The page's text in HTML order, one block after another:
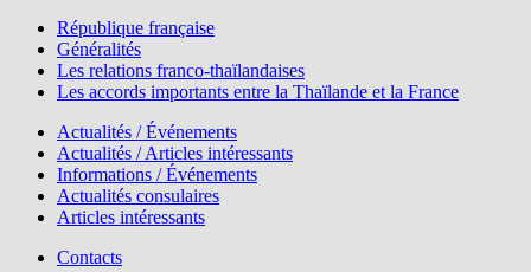
République française
Généralités
Les relations franco-thaïlandaises
Les accords importants entre la Thaïlande et la France
Actualités / Événements
Actualités / Articles intéressants
Informations / Événements
Actualités consulaires
Articles intéressants
Contacts